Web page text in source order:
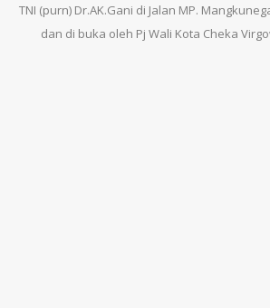
TNI (purn) Dr.AK.Gani di Jalan MP.
dan di buka oleh Pj Wali Kota Cheka